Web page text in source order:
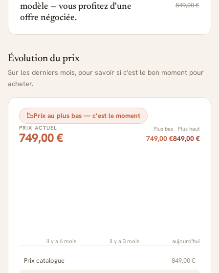
modèle — vous profitez d'une
offre négociée.
849,00 €
Évolution du prix
Sur les derniers mois, pour savoir si c'est le bon moment pour
acheter.
📉Prix au plus bas — c’est le moment
PRIX ACTUEL
749,00 €
Plus bas
749,00 €
Plus haut
849,00 €
il y a 6 mois il y a 3 mois aujourd'hui
Prix catalogue 849,00 €